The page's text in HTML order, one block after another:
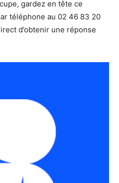
gardez en tête ce
téléphone au 02 46 83 20
d’obtenir une réponse